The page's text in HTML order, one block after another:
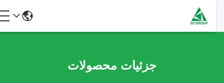
جزئیات محصولات